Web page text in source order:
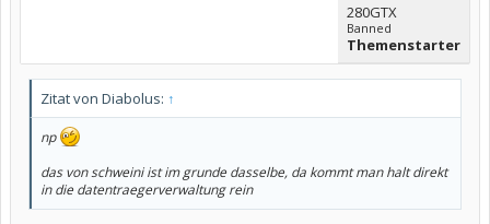
280GTX
Banned
Themenstarter
Zitat von Diabolus: ↑
np
das von schweini ist im grunde dasselbe, da kommt man halt direkt
in die datentraegerverwaltung rein